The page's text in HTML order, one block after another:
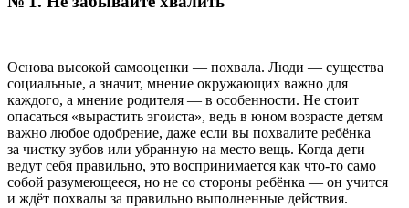
Основа высокой самооценки — похвала. Люди — существа
социальные, а значит, мнение окружающих важно для
каждого, а мнение родителя — в особенности. Не стоит
опасаться «вырастить эгоиста», ведь в юном возрасте детям
важно любое одобрение, даже если вы похвалите ребёнка
за чистку зубов или убранную на место вещь. Когда дети
ведут себя правильно, это воспринимается как что-то само
собой разумеющееся, но не со стороны ребёнка — он учится
и ждёт похвалы за правильно выполненные действия.